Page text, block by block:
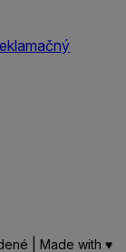
| Made with ♥